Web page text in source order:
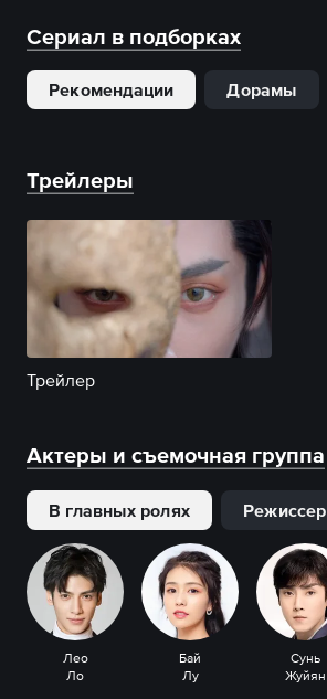
Сериал в подборках
Рекомендации Дорамы
Трейлеры
Трейлер
Актеры и съемочная группа
В главных ролях Режиссер
Лео
Ло
Бай
Лу
Сунь
Жуйян